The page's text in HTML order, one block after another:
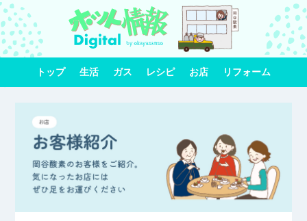
トップ 生活 ガス レシピ お店 リフォーム